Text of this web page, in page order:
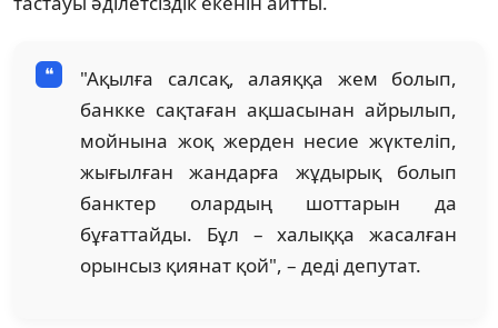
"Ақылға салсақ, алаяққа жем болып,
банкке сақтаған ақшасынан айрылып,
мойнына жоқ жерден несие жүктеліп,
жығылған жандарға жұдырық болып
банктер олардың шоттарын да
бұғаттайды. Бұл – халыққа жасалған
орынсыз қиянат қой", – деді депутат.